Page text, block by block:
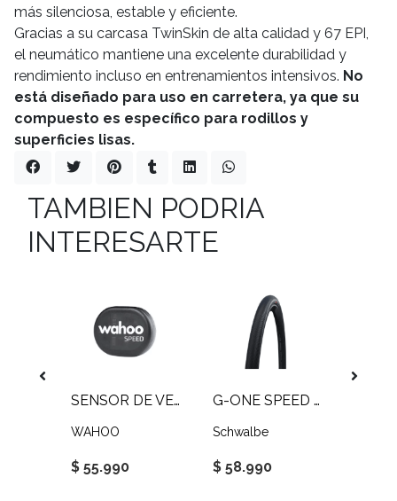
más silenciosa, estable y eficiente.
Gracias a su carcasa TwinSkin de alta calidad y 67 EPI,
el neumático mantiene una excelente durabilidad y
rendimiento incluso en entrenamientos intensivos. No
está diseñado para uso en carretera, ya que su
compuesto es específico para rodillos y
superficies lisas.
TAMBIEN PODRIA
INTERESARTE
SENSOR DE VELOCIDAD RPM
WAHOO
$ 55.990
G-ONE SPEED 700X40C
Schwalbe
$ 58.990